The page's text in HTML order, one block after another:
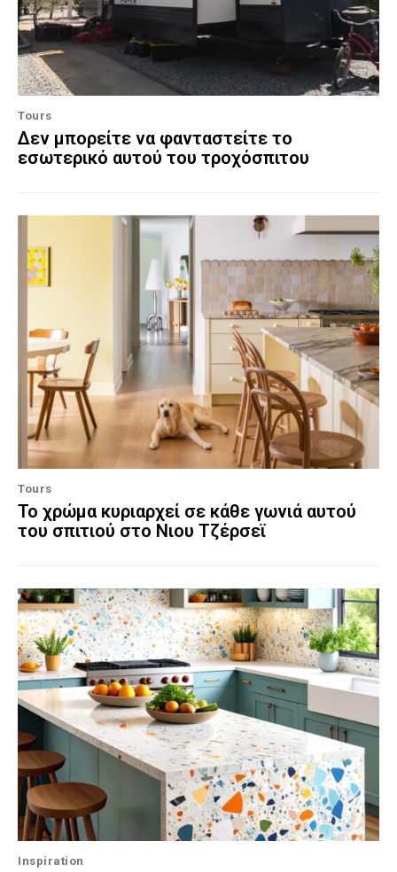
Tours
Δεν μπορείτε να φανταστείτε το
εσωτερικό αυτού του τροχόσπιτου
Tours
Το χρώμα κυριαρχεί σε κάθε γωνιά αυτού
του σπιτιού στο Νιου Τζέρσεϊ
Inspiration